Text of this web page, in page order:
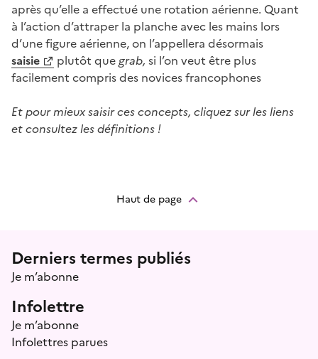
après qu’elle a effectué une rotation aérienne. Quant
à l’action d’attraper la planche avec les mains lors
d’une figure aérienne, on l’appellera désormais
saisie
plutôt quegrab, si l’on veut être plus
facilement compris des novices francophones
Et pour mieux saisir ces concepts, cliquez sur les liens
et consultez les définitions !
Haut de page
Menu prefooter
Derniers termes publiés
Je m’abonne
Infolettre
Je m’abonne
Infolettres parues